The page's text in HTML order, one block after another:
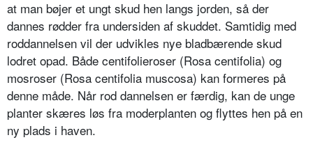
at man bøjer et ungt skud hen langs jorden, så der
dannes rødder fra undersiden af skuddet. Samtidig med
roddannelsen vil der udvikles nye bladbærende skud
lodret opad. Både centifolieroser (Rosa centifolia) og
mosroser (Rosa centifolia muscosa) kan formeres på
denne måde. Når rod dannelsen er færdig, kan de unge
plan­ter skæres løs fra moderplanten og flyttes hen på en
ny plads i haven.